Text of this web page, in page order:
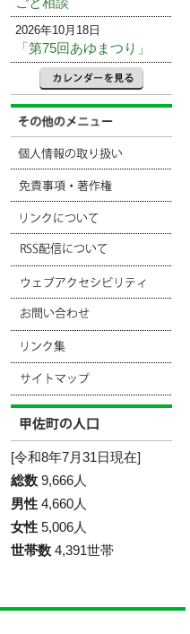
2026年10月18日
「第75回あゆまつり」
[令和8年7月31日現在]
総数 9,666人
男性 4,660人
女性 5,006人
世帯数 4,391世帯